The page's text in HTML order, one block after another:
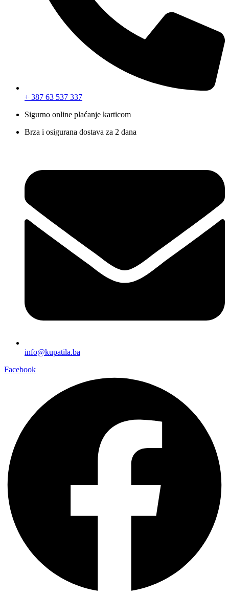
+ 387 63 537 337
Sigurno online plaćanje karticom
Brza i osigurana dostava za 2 dana
info@kupatila.ba
Facebook